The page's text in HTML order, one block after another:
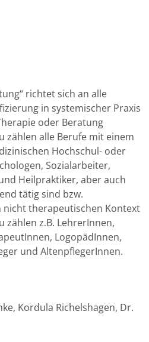
richtet sich an alle
in systemischer Praxis
oder Beratung
zählen alle Berufe mit einem
Hochschul- oder
Sozialarbeiter,
Heilpraktiker, aber auch
tätig sind bzw.
nicht therapeutischen Kontext
zählen z.B. LehrerInnen,
LogopädInnen,
und AltenpflegerInnen.
Kordula Richelshagen, Dr.